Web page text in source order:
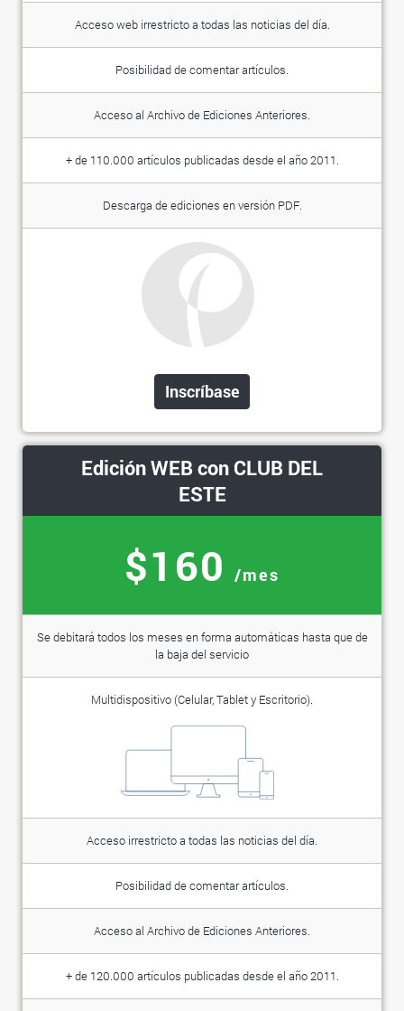
Acceso web irrestricto a todas las noticias del día.
Posibilidad de comentar artículos.
Acceso al Archivo de Ediciones Anteriores.
+ de 110.000 artículos publicadas desde el año 2011.
Descarga de ediciones en versión PDF.
Inscríbase
Edición WEB con CLUB DEL
ESTE
$160 /mes
Se debitará todos los meses en forma automáticas hasta que de
la baja del servicio
Multidispositivo (Celular, Tablet y Escritorio).
Acceso irrestricto a todas las noticias del día.
Posibilidad de comentar artículos.
Acceso al Archivo de Ediciones Anteriores.
+ de 120.000 artículos publicadas desde el año 2011.